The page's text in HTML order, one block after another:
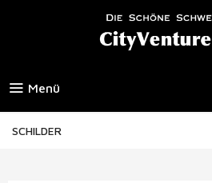
Menü
SCHILDER